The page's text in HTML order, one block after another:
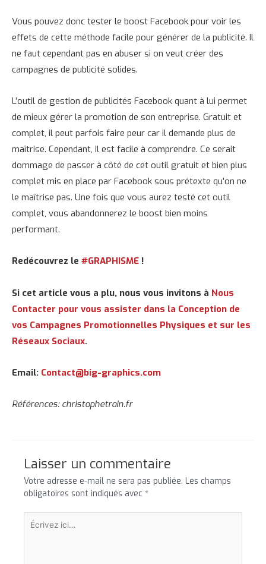
Vous pouvez donc tester le boost Facebook pour voir les
effets de cette méthode facile pour générer de la publicité. Il
ne faut cependant pas en abuser si on veut créer des
campagnes de publicité solides.
L’outil de gestion de publicités Facebook quant à lui permet
de mieux gérer la promotion de son entreprise. Gratuit et
complet, il peut parfois faire peur car il demande plus de
maîtrise. Cependant, il est facile à comprendre. Ce serait
dommage de passer à côté de cet outil gratuit et bien plus
complet mis en place par Facebook sous prétexte qu’on ne
le maîtrise pas. Une fois que vous aurez testé cet outil
complet, vous abandonnerez le boost bien moins
performant.
Redécouvrez le #GRAPHISME !
Si cet article vous a plu, nous vous invitons à Nous
Contacter pour vous assister dans la Conception de
vos Campagnes Promotionnelles Physiques et sur les
Réseaux Sociaux.
Email: Contact@big-graphics.com
Références: christophetrain.fr
Laisser un commentaire
Votre adresse e-mail ne sera pas publiée. Les champs
obligatoires sont indiqués avec *